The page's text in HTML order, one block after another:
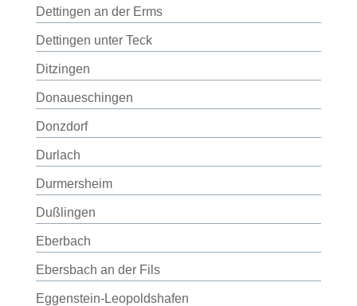
Dettingen an der Erms
Dettingen unter Teck
Ditzingen
Donaueschingen
Donzdorf
Durlach
Durmersheim
Dußlingen
Eberbach
Ebersbach an der Fils
Eggenstein-Leopoldshafen